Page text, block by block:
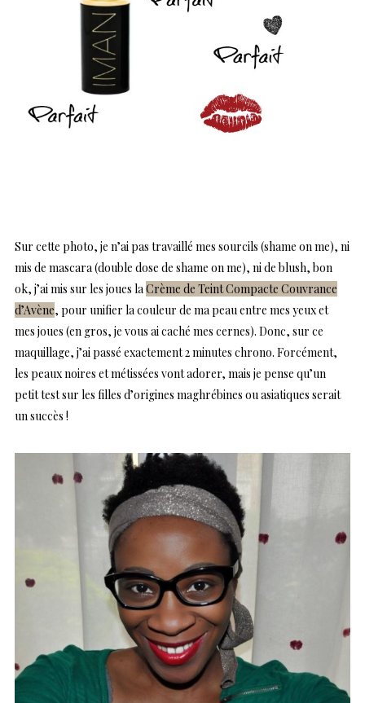
Sur cette photo, je n’ai pas travaillé mes sourcils (shame on me), ni
mis de mascara (double dose de shame on me), ni de blush, bon
ok, j’ai mis sur les joues laCrème de Teint Compacte Couvrance
d’Avène, pour unifier la couleur de ma peau entre mes yeux et
mes joues (en gros, je vous ai caché mes cernes). Donc, sur ce
maquillage, j’ai passé exactement 2 minutes chrono. Forcément,
les peaux noires et métissées vont adorer, mais je pense qu’un
petit test sur les filles d’origines maghrébines ou asiatiques serait
un succès !